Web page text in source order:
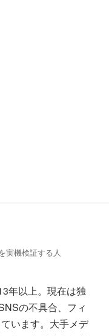
実機検証する人
年以上。現在は独
の不具合、フィ
います。大手メデ